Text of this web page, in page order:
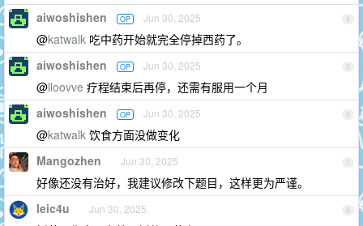
4
aiwoshishen OP Jun 30, 2025
@katwalk 吃中药开始就完全停掉西药了。
5
aiwoshishen OP Jun 30, 2025
@lloovve 疗程结束后再停，还需有服用一个月
6
aiwoshishen OP Jun 30, 2025
@katwalk 饮食方面没做变化
7
Mangozhen Jun 30, 2025
好像还没有治好，我建议修改下题目，这样更为严谨。
8
leic4u Jun 30, 2025